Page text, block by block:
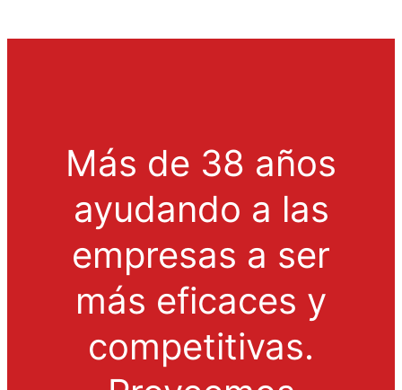
Más de 38 años
ayudando a las
empresas a ser
más eficaces y
competitivas.